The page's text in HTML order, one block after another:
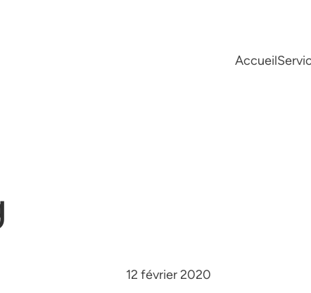
Accueil
12 février 2020